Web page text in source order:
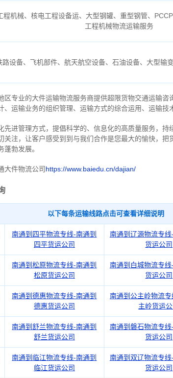
程机械、核电工程设备运、大型钢罐、重型钢管、
工程机械物流运输服务
路设备、飞机部件、航天航空设备、石油设备、大型输
区专业的大件运输物流服务商提供超限货物交通运输
、运输业务的组织管理、运输方式的综合运用、运输
进管理方式，提倡科学的、信息化的高质量服务，持
注， 让客户感受到到与我们合作是您最大的愉快，把
勃发展。
大件物流公司https://www.baiedu.cn/dajian/
以下每条运输线路点击可查看详细说明
南通到四平物流专线-南通到
四平货运公司
南通到辽源物流专
货运公司
南通到松原物流专线-南通到
松原货运公司
南通到白城物流专
货运公司
南通到德惠物流专线-南通到
德惠货运公司
南通到公主岭物流
主岭货运
南通到舒兰物流专线-南通到
舒兰货运公司
南通到磐石物流专
货运公司
南通到临江物流专线-南通到
临江货运公司
南通到双辽物流专
货运公司